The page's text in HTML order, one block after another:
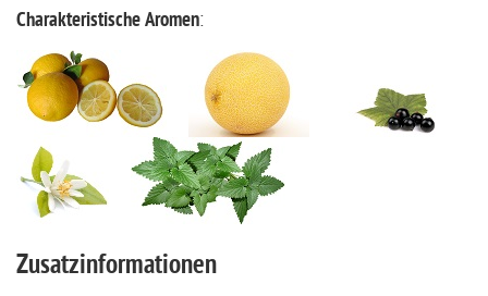
Charakteristische Aromen:
Zusatzinformationen